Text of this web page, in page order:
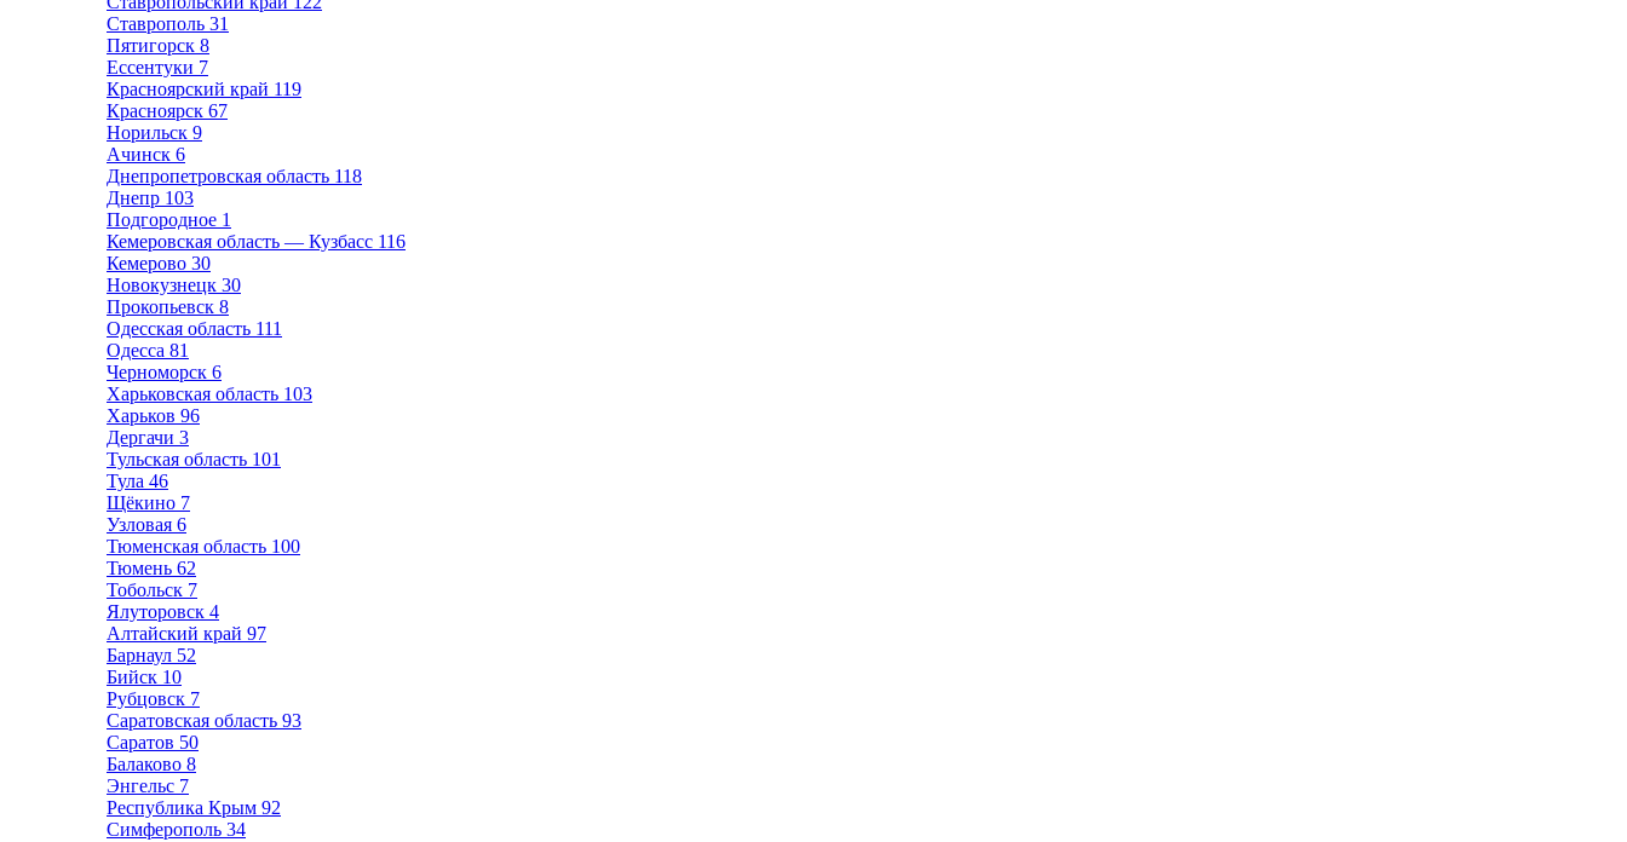
Ставрополь 31
Пятигорск 8
Ессентуки 7
Красноярский край 119
Красноярск 67
Норильск 9
Ачинск 6
Днепропетровская область 118
Днепр 103
Подгородное 1
Кемеровская область — Кузбасс 116
Кемерово 30
Новокузнецк 30
Прокопьевск 8
Одесская область 111
Одесса 81
Черноморск 6
Харьковская область 103
Харьков 96
Дергачи 3
Тульская область 101
Тула 46
Щёкино 7
Узловая 6
Тюменская область 100
Тюмень 62
Тобольск 7
Ялуторовск 4
Алтайский край 97
Барнаул 52
Бийск 10
Рубцовск 7
Саратовская область 93
Саратов 50
Балаково 8
Энгельс 7
Республика Крым 92
Симферополь 34